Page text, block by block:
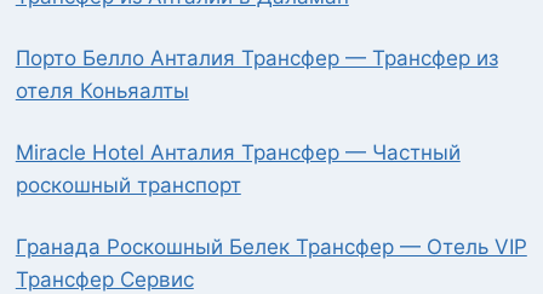
Порто Белло Анталия Трансфер — Трансфер из
отеля Коньяалты
Miracle Hotel Анталия Трансфер — Частный
роскошный транспорт
Гранада Роскошный Белек Трансфер — Отель VIP
Трансфер Сервис